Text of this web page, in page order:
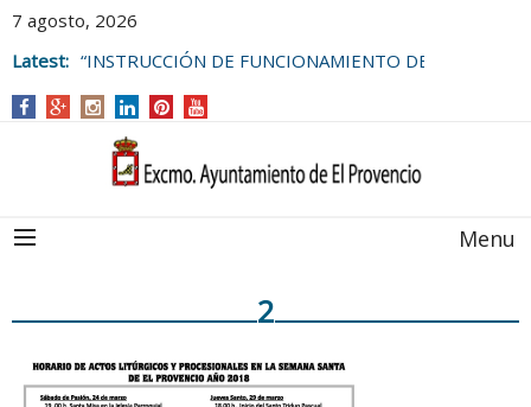
7 agosto, 2026
Latest: “INSTRUCCIÓN DE FUNCIONAMIENTO DE
AYUNTAMIENTO DE EL PROVENCIO
Menu
2